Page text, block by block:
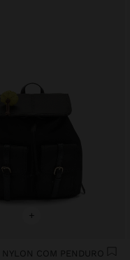
+
COM PENDURO